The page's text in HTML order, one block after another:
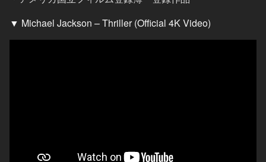
▼ Michael Jackson – Thriller (Official 4K Video)